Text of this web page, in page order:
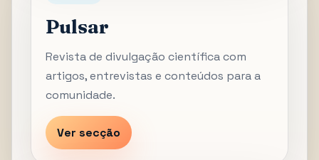
Pulsar
Revista de divulgação científica com
artigos, entrevistas e conteúdos para a
comunidade.
Ver secção